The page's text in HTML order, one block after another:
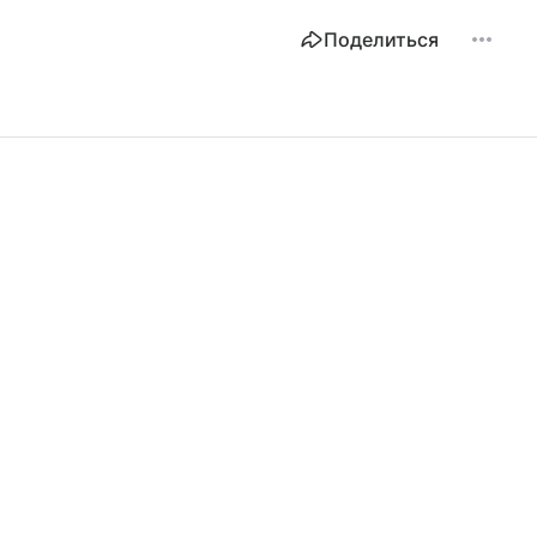
Поделиться